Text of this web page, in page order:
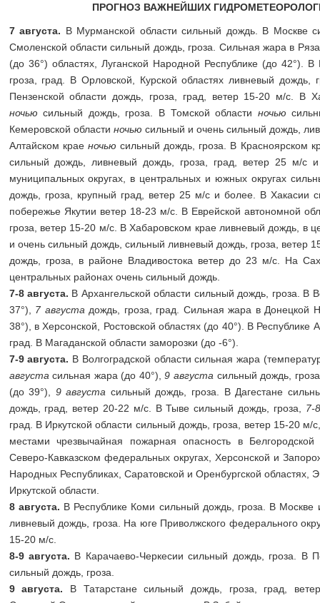
ПРОГНОЗ ВАЖНЕЙШИХ
7 августа. В Мурманской области сильный дождь. В Москве
Смоленской области сильный дождь, гроза. Сильная жара в
(до 36°) областях, Луганской Народной Республике (до 42°).
гроза, град. В Орловской, Курской областях ливневый
Пензенской области дождь, гроза, град, ветер 15-20 м/с. В
ночью сильный дождь, гроза. В Томской области ночью
Кемеровской области ночью сильный и очень сильный дождь,
Алтайском крае ночью сильный дождь, гроза. В Красноярском
сильный дождь, ливневый дождь, гроза, град, ветер 25 м/с
муниципальных округах, в центральных и южных округах
дождь, гроза, крупный град, ветер 25 м/с и более. В Хакасии
побережье Якутии ветер 18-23 м/с. В Еврейской автономной
гроза, ветер 15-20 м/с. В Хабаровском крае ливневый дождь, в
и очень сильный дождь, сильный ливневый дождь, гроза, ветер
дождь, гроза, в районе Владивостока ветер до 23 м/с. На
центральных районах очень сильный дождь.
7-8 августа. В Архангельской области сильный дождь, гроза. В
37°), 7 августа дождь, гроза, град. Сильная жара в Донецкой
38°), в Херсонской, Ростовской областях (до 40°). В Республике
град. В Магаданской области заморозки (до -6°).
7-9 августа. В Волгоградской области сильная жара
августа сильная жара (до 40°),9 августа сильный дождь,
(до 39°), 9 августа сильный дождь, гроза. В Дагестане
дождь, град, ветер 20-22 м/с. В Тыве сильный дождь, гроза, 7-
град. В Иркутской области сильный дождь, гроза, ветер 15-20 м/
местами чрезвычайная пожарная опасность в
Северо-Кавказском федеральных округах, Херсонской и
Народных Республиках, Саратовской и Оренбургской областях,
Иркутской области.
8 августа. В Республике Коми сильный дождь, гроза. В Москве
ливневый дождь, гроза. На юге Приволжского федерального
15-20 м/с.
8-9 августа. В Карачаево-Черкесии сильный дождь, гроза. В
сильный дождь, гроза.
9 августа. В Татарстане сильный дождь, гроза, град,